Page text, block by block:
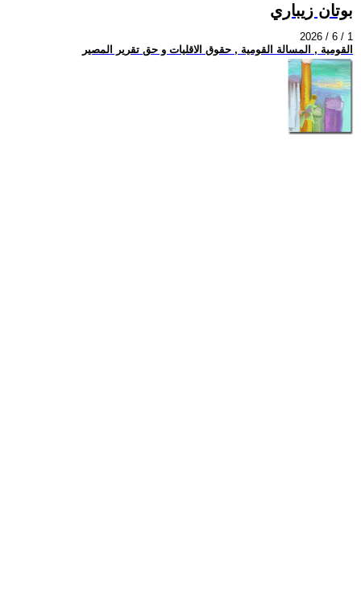
بوتان زيباري
2026 / 6 / 1
القومية , المسالة القومية , حقوق الاقليات و حق تقرير المصير